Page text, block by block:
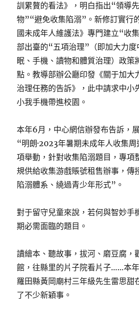
訓累贅的看法》，明白指出“領導
物”“避免收集陷溺”。新修訂實行
國未成年人維護法》專門建立“收
部出臺的“五項治理”（即加大力
眠、手機、讀物和體質治理）政策
點。教導部辦公廳印發《關于加大
治理任務的告訴》，此中請求中小
小我手機帶進校園。
本年6月，中心網信辦發布告訴，
“明朗·2023年暑期未成年人收集
項舉動，針對收集陷溺題目，專項
規供給收集游戲賬號租售辦事，傳
陷溺體系、繞過青少年形式”。
對于留守兒童來說，若何與智妙手
期必需面臨的題目。
讀繪本、聽故事，拔河、磨豆腐，
館，往縣里的片子院看片子……本
羅田縣黃岡廟村三年級先生雷思甜
了不少新穎事。